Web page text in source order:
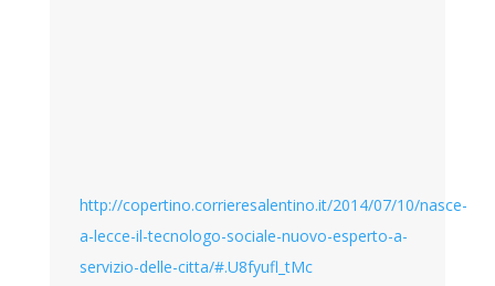
http://copertino.corrieresalentino.it/2014/07/10/nasce-
a-lecce-il-tecnologo-sociale-nuovo-esperto-a-
servizio-delle-citta/#.U8fyufl_tMc